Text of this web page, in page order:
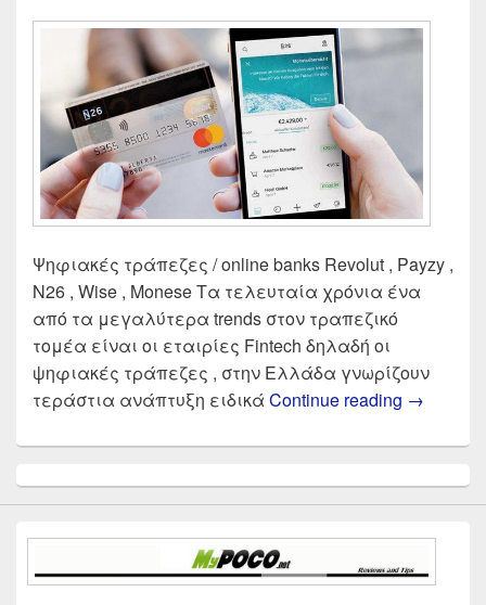
Ψηφιακές τράπεζες / online banks Revolut , Payzy ,
N26 , Wise , Monese Τα τελευταία χρόνια ένα
από τα μεγαλύτερα trends στον τραπεζικό
τομέα είναι οι εταιρίες Fintech δηλαδή οι
ψηφιακές τράπεζες , στην Ελλάδα γνωρίζουν
τεράστια ανάπτυξη ειδικά Continue reading →
Sidebar
Widget